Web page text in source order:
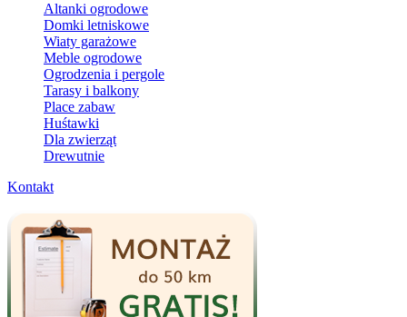
Altanki ogrodowe
Domki letniskowe
Wiaty garażowe
Meble ogrodowe
Ogrodzenia i pergole
Tarasy i balkony
Place zabaw
Huśtawki
Dla zwierząt
Drewutnie
Kontakt